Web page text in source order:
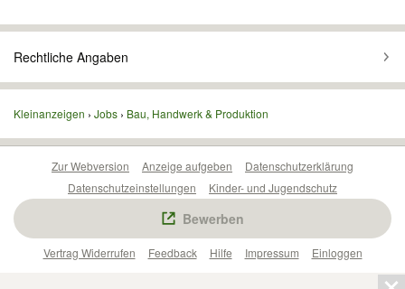
Rechtliche Angaben
Kleinanzeigen Jobs Bau, Handwerk & Produktion
Bewerben
Zur Webversion Anzeige aufgeben
Datenschutzerklärung
Datenschutzeinstellungen
Kinder- und Jugendschutz
Barrierefreiheitserklärung
Vertrag Widerrufen
Feedback Hilfe Impressum Einloggen